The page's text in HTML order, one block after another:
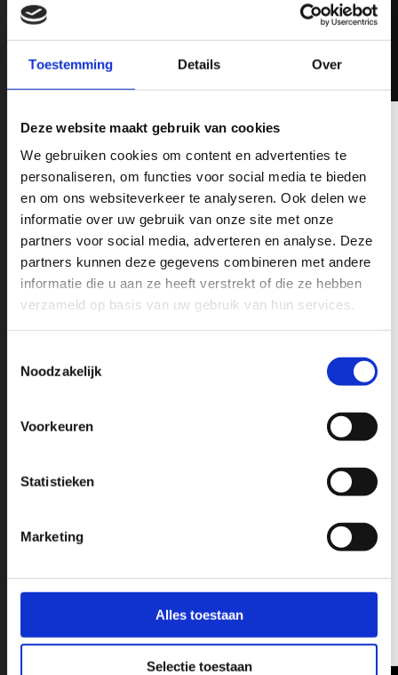
Toestemming Details Over
Deze website maakt gebruik van cookies
We gebruiken cookies om content en advertenties te
personaliseren, om functies voor social media te bieden
en om ons websiteverkeer te analyseren. Ook delen we
informatie over uw gebruik van onze site met onze
partners voor social media, adverteren en analyse. Deze
partners kunnen deze gegevens combineren met andere
informatie die u aan ze heeft verstrekt of die ze hebben
verzameld op basis van uw gebruik van hun services.
Noodzakelijk
Voorkeuren
Statistieken
Marketing
Alles toestaan
Selectie toestaan
Lees meer
Schrijf je hier in op onze Nieuwsbrief!
Wil jij op de hoogte blijven op o.a het gebied van Pick-Ups,
nieuwe modellen, fiscale tips en leuke acties? schrijf je in op
onze nieuwsbrief en mis nooit de recente ontwikkelingen op het
gebied van RAM, Chevrolet en GMC Pick-Up Trucks.
Email*
ActiveCampaign